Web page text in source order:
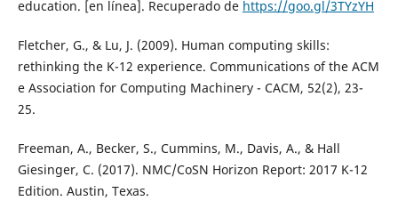
education. [en línea]. Recuperado de https://goo.gl/3TYzYH
Fletcher, G., & Lu, J. (2009). Human computing skills:
rethinking the K-12 experience. Communications of the ACM
e Association for Computing Machinery - CACM, 52(2), 23-
25.
Freeman, A., Becker, S., Cummins, M., Davis, A., & Hall
Giesinger, C. (2017). NMC/CoSN Horizon Report: 2017 K-12
Edition. Austin, Texas.